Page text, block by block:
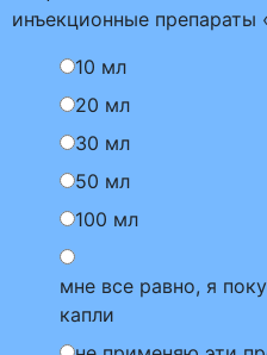
инъекционные препараты
10 мл
20 мл
30 мл
50 мл
100 мл
мне все равно, я
капли